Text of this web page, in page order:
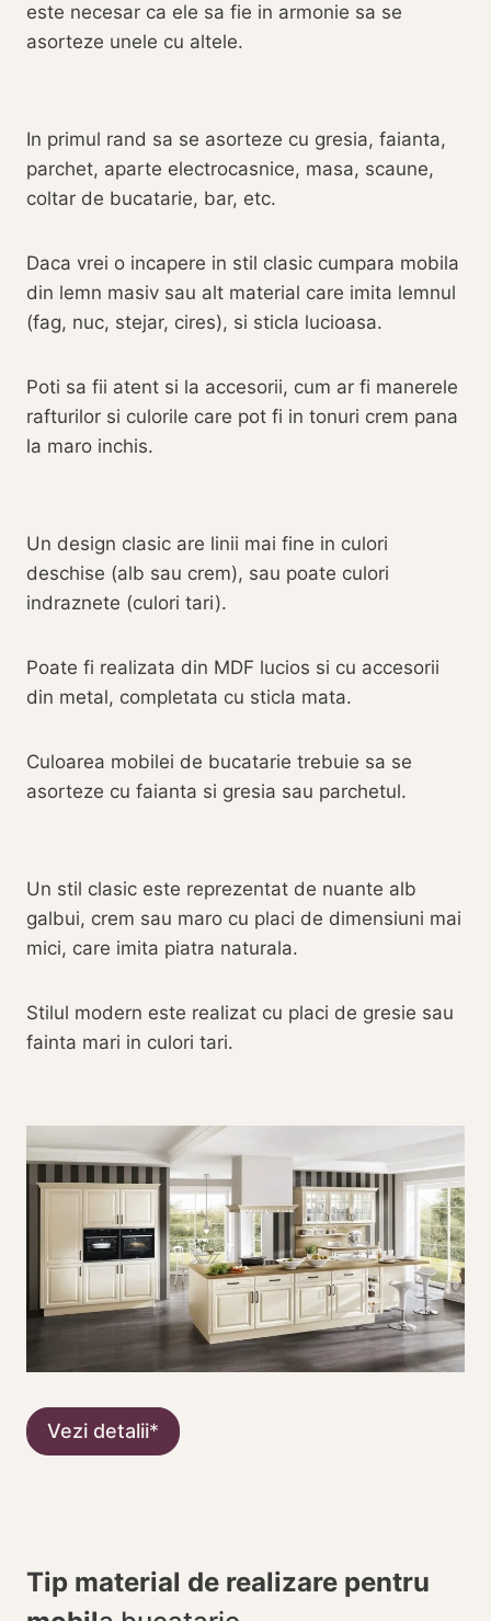
este necesar ca ele sa fie in armonie sa se
asorteze unele cu altele.
In primul rand sa se asorteze cu gresia, faianta,
parchet, aparte electrocasnice, masa, scaune,
coltar de bucatarie, bar, etc.
Daca vrei o incapere in stil clasic cumpara mobila
din lemn masiv sau alt material care imita lemnul
(fag, nuc, stejar, cires), si sticla lucioasa.
Poti sa fii atent si la accesorii, cum ar fi manerele
rafturilor si culorile care pot fi in tonuri crem pana
la maro inchis.
Un design clasic are linii mai fine in culori
deschise (alb sau crem), sau poate culori
indraznete (culori tari).
Poate fi realizata din MDF lucios si cu accesorii
din metal, completata cu sticla mata.
Culoarea mobilei de bucatarie trebuie sa se
asorteze cu faianta si gresia sau parchetul.
Un stil clasic este reprezentat de nuante alb
galbui, crem sau maro cu placi de dimensiuni mai
mici, care imita piatra naturala.
Stilul modern este realizat cu placi de gresie sau
fainta mari in culori tari.
Vezi detalii
Tip material de realizare pentru